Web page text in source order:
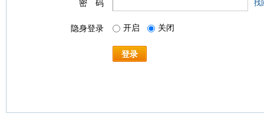
密 码 找
隐身登录 开启 关闭
登录